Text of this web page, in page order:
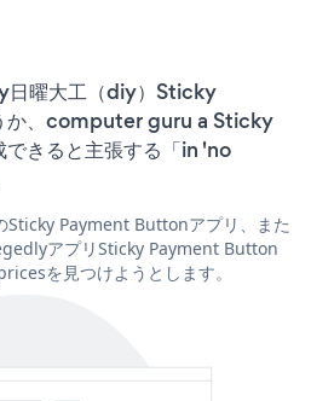
日曜大工（diy）Sticky
、computer guru a Sticky
きると主張する「in 'no
Sticky Payment Buttonアプリ、また
アプリSticky Payment Button
を見つけようとします。